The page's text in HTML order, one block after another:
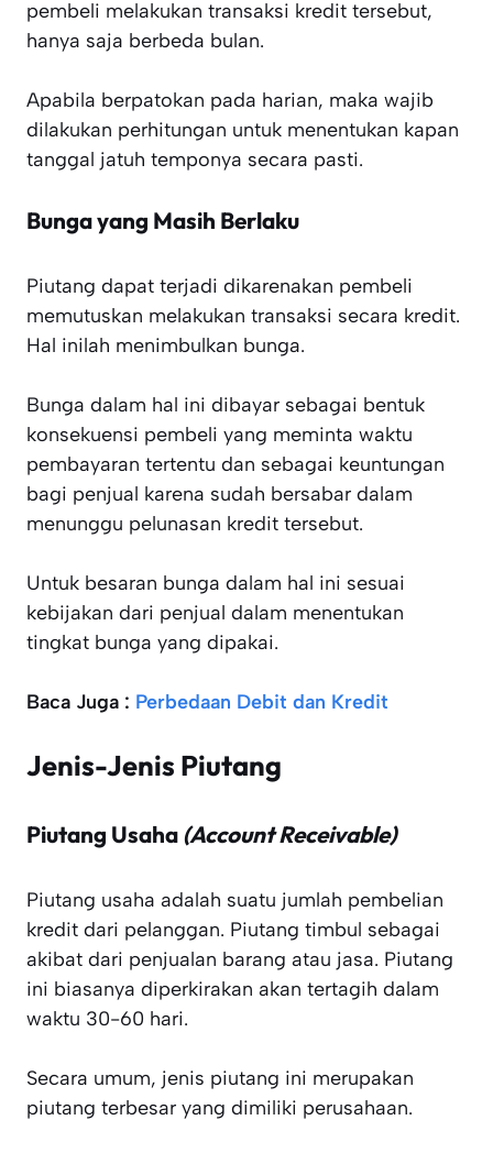
pembeli melakukan transaksi kredit tersebut,
hanya saja berbeda bulan.
Apabila berpatokan pada harian, maka wajib
dilakukan perhitungan untuk menentukan kapan
tanggal jatuh temponya secara pasti.
Bunga yang Masih Berlaku
Piutang dapat terjadi dikarenakan pembeli
memutuskan melakukan transaksi secara kredit.
Hal inilah menimbulkan bunga.
Bunga dalam hal ini dibayar sebagai bentuk
konsekuensi pembeli yang meminta waktu
pembayaran tertentu dan sebagai keuntungan
bagi penjual karena sudah bersabar dalam
menunggu pelunasan kredit tersebut.
Untuk besaran bunga dalam hal ini sesuai
kebijakan dari penjual dalam menentukan
tingkat bunga yang dipakai.
Baca Juga : Perbedaan Debit dan Kredit
Jenis-Jenis Piutang
Piutang Usaha(Account Receivable)
Piutang usaha adalah suatu jumlah pembelian
kredit dari pelanggan. Piutang timbul sebagai
akibat dari penjualan barang atau jasa. Piutang
ini biasanya diperkirakan akan tertagih dalam
waktu 30-60 hari.
Secara umum, jenis piutang ini merupakan
piutang terbesar yang dimiliki perusahaan.